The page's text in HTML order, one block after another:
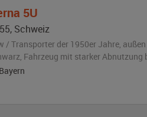
5U
, Schweiz
/ Transporter der 1950er Jahre, außen
, Fahrzeug mit starker Abnutzung
Bayern